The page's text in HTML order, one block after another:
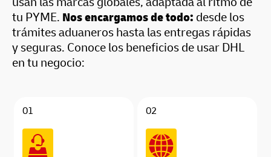
tu PYME. Nos encargamos de todo: desde los
trámites aduaneros hasta las entregas rápidas
y seguras. Conoce los beneficios de usar DHL
en tu negocio:
01 02